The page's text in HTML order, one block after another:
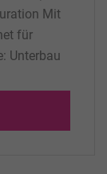
Mit
für
Unterbau